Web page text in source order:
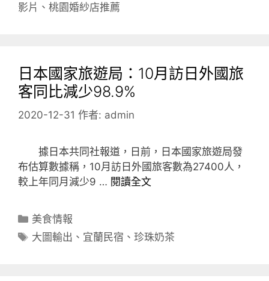
影片 、 桃園婚紗店推薦
日本國家旅遊局：10月訪日外國旅
客同比減少98.9%
2020-12-31 作者: admin
據日本共同社報道，日前，日本國家旅遊局發
布估算數據稱，10月訪日外國旅客數為27400人，
較上年同月減少9 … 閱讀全文
分
類
美食情報
標
大圖輸出 、 宜蘭民宿 、珍珠奶茶